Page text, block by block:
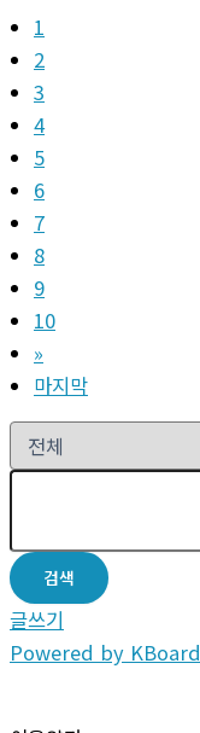
1
2
3
4
5
6
7
8
9
10
»
마지막
검색
글쓰기
Powered by KBoard